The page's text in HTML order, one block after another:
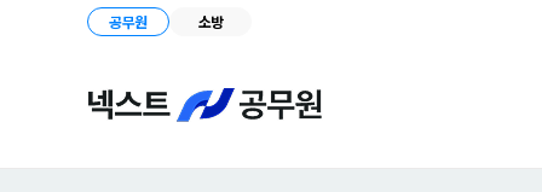
공무원 소방